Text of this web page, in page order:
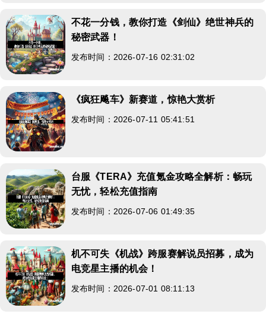
不花一分钱，教你打造《剑仙》绝世神兵的
秘密武器！
发布时间：2026-07-16 02:31:02
《疯狂飚车》新赛道，惊艳大赏析
发布时间：2026-07-11 05:41:51
台服《TERA》充值氪金攻略全解析：畅玩
无忧，轻松充值指南
发布时间：2026-07-06 01:49:35
机不可失《机战》跨服赛解说员招募，成为
电竞星主播的机会！
发布时间：2026-07-01 08:11:13